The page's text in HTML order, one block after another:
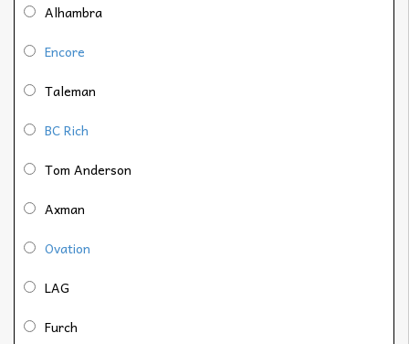
Alhambra
Encore
Taleman
BC Rich
Tom Anderson
Axman
Ovation
LAG
Furch